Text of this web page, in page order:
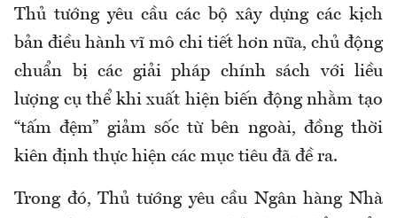
Thủ tướng yêu cầu các bộ xây dựng các kịch
bản điều hành vĩ mô chi tiết hơn nữa, chủ động
chuẩn bị các giải pháp chính sách với liều
lượng cụ thể khi xuất hiện biến động nhằm tạo
“tấm đệm” giảm sốc từ bên ngoài, đồng thời
kiên định thực hiện các mục tiêu đã đề ra.
Trong đó, Thủ tướng yêu cầu Ngân hàng Nhà